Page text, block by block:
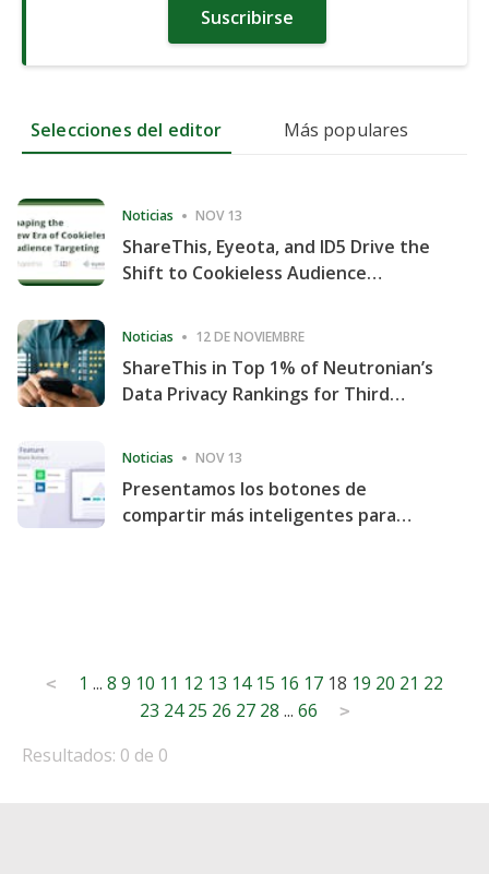
Suscribirse
Selecciones del editor Más populares
Noticias NOV 13
ShareThis, Eyeota, and ID5 Drive the
Shift to Cookieless Audience
Noticias 12 DE NOVIEMBRE
ShareThis in Top 1% of Neutronian’s
Data Privacy Rankings for Third
Noticias NOV 13
Presentamos los botones de
compartir más inteligentes para
Posts
pagination
< 1 ... 8 9 10 11 12 13 14 15 16 17 18 19 20 21 22
23 24 25 26 27 28 ... 66 >
Resultados: 0 de 0